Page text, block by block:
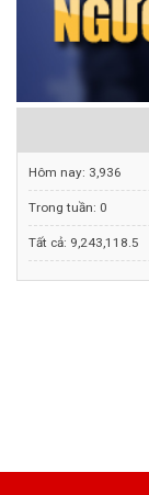
Hôm nay: 3,936
Trong tuần: 0
Tất cả: 9,243,118.5